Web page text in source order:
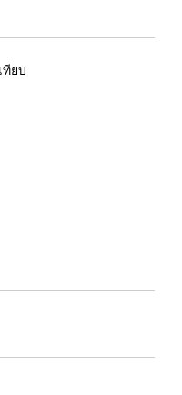
ทียบ